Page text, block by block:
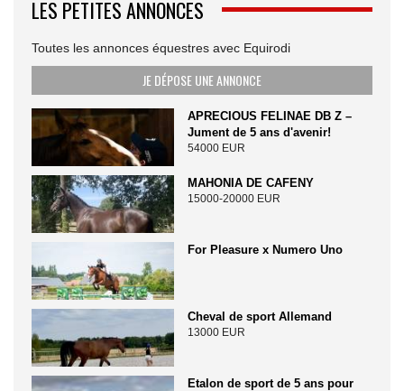
LES PETITES ANNONCES
Toutes les annonces équestres avec Equirodi
JE DÉPOSE UNE ANNONCE
APRECIOUS FELINAE DB Z –
Jument de 5 ans d'avenir!
54000 EUR
MAHONIA DE CAFENY
15000-20000 EUR
For Pleasure x Numero Uno
Cheval de sport Allemand
13000 EUR
Etalon de sport de 5 ans pour